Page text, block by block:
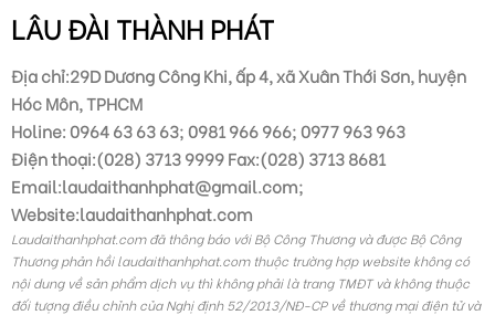
LÂU ĐÀI THÀNH PHÁT
Địa chỉ:29D Dương Công Khi, ấp 4, xã Xuân Thới Sơn, huyện
Hóc Môn, TPHCM
Holine: 0964 63 63 63; 0981 966 966; 0977 963 963
Điện thoại:(028) 3713 9999 Fax:(028) 3713 8681
Email:laudaithanhphat@gmail.com;
Website:laudaithanhphat.com
Laudaithanhphat.com đã thông báo với Bộ Công Thương và được Bộ Công
Thương phản hồi laudaithanhphat.com thuộc trường hợp website không có
nội dung về sản phẩm dịch vụ thì không phải là trang TMĐT và không thuộc
đối tượng điều chỉnh của Nghị định 52/2013/NĐ-CP về thương mại điện tử và